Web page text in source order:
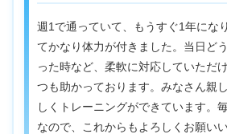
週1で通っていて、もうすぐ1年にな
てかなり体力が付きました。当日ど
った時など、柔軟に対応していただ
つも助かっております。みなさん親
しくトレーニングができています。
なので、これからもよろしくお願い